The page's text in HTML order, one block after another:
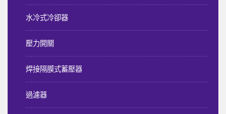
水冷式冷卻器
壓力開關
焊接隔膜式蓄壓器
過濾器